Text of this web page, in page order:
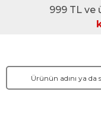
999 TL ve